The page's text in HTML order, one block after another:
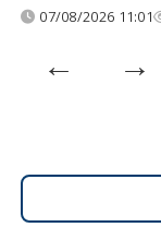
07/08/2026 11:01